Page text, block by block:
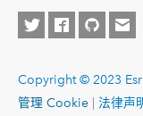
Copyright © 2023
管理 Cookie
法律声